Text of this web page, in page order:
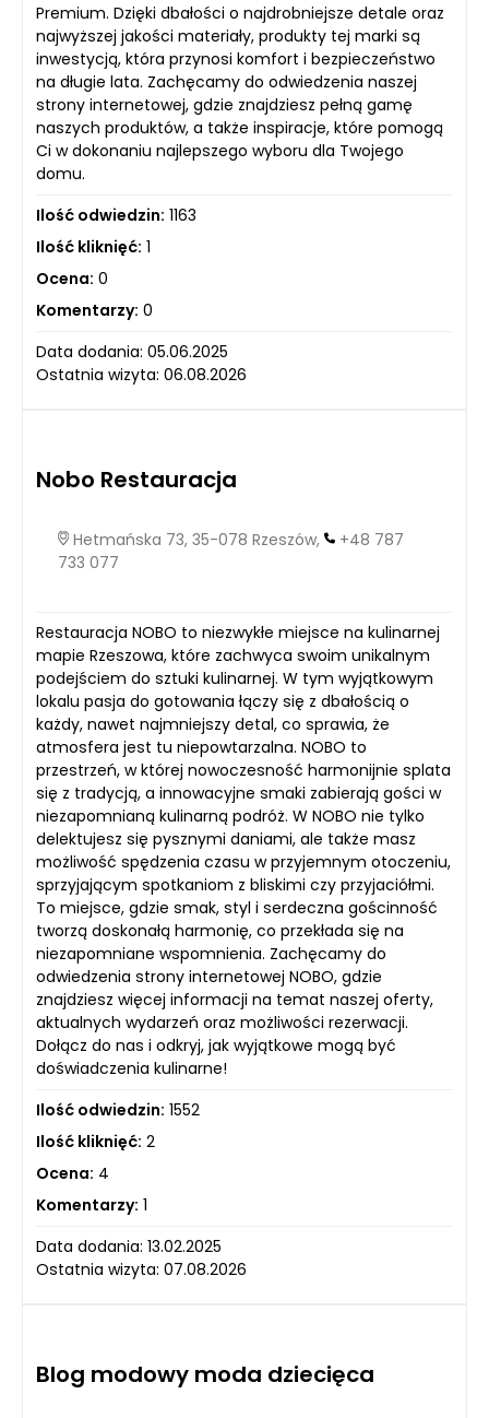
Premium. Dzięki dbałości o najdrobniejsze detale oraz
najwyższej jakości materiały, produkty tej marki są
inwestycją, która przynosi komfort i bezpieczeństwo
na długie lata. Zachęcamy do odwiedzenia naszej
strony internetowej, gdzie znajdziesz pełną gamę
naszych produktów, a także inspiracje, które pomogą
Ci w dokonaniu najlepszego wyboru dla Twojego
domu.
Ilość odwiedzin: 1163
Ilość kliknięć: 1
Ocena: 0
Komentarzy: 0
Data dodania: 05.06.2025
Ostatnia wizyta: 06.08.2026
Nobo Restauracja
Hetmańska 73, 35-078 Rzeszów,
+48 787
733 077
Restauracja NOBO to niezwykłe miejsce na kulinarnej
mapie Rzeszowa, które zachwyca swoim unikalnym
podejściem do sztuki kulinarnej. W tym wyjątkowym
lokalu pasja do gotowania łączy się z dbałością o
każdy, nawet najmniejszy detal, co sprawia, że
atmosfera jest tu niepowtarzalna. NOBO to
przestrzeń, w której nowoczesność harmonijnie splata
się z tradycją, a innowacyjne smaki zabierają gości w
niezapomnianą kulinarną podróż. W NOBO nie tylko
delektujesz się pysznymi daniami, ale także masz
możliwość spędzenia czasu w przyjemnym otoczeniu,
sprzyjającym spotkaniom z bliskimi czy przyjaciółmi.
To miejsce, gdzie smak, styl i serdeczna gościnność
tworzą doskonałą harmonię, co przekłada się na
niezapomniane wspomnienia. Zachęcamy do
odwiedzenia strony internetowej NOBO, gdzie
znajdziesz więcej informacji na temat naszej oferty,
aktualnych wydarzeń oraz możliwości rezerwacji.
Dołącz do nas i odkryj, jak wyjątkowe mogą być
doświadczenia kulinarne!
Ilość odwiedzin: 1552
Ilość kliknięć: 2
Ocena: 4
Komentarzy: 1
Data dodania: 13.02.2025
Ostatnia wizyta: 07.08.2026
Blog modowy moda dziecięca